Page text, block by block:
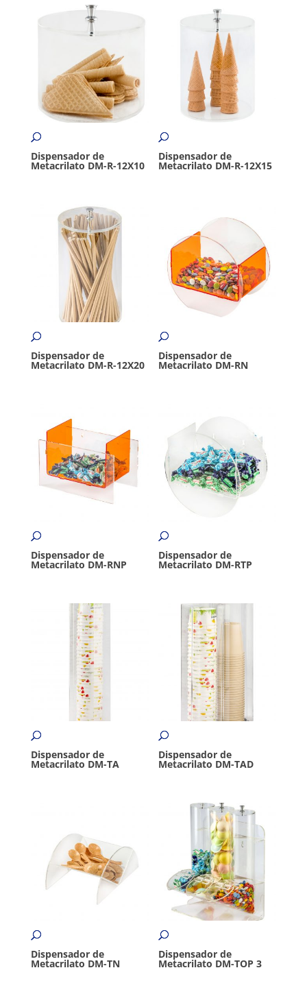
Dispensador de
Metacrilato DM-R-12X10
Dispensador de
Metacrilato DM-R-12X15
Dispensador de
Metacrilato DM-R-12X20
Dispensador de
Metacrilato DM-RN
Dispensador de
Metacrilato DM-RNP
Dispensador de
Metacrilato DM-RTP
Dispensador de
Metacrilato DM-TA
Dispensador de
Metacrilato DM-TAD
Dispensador de
Metacrilato DM-TN
Dispensador de
Metacrilato DM-TOP 3